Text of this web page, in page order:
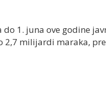
1. juna ove godine
2,7 milijardi maraka,